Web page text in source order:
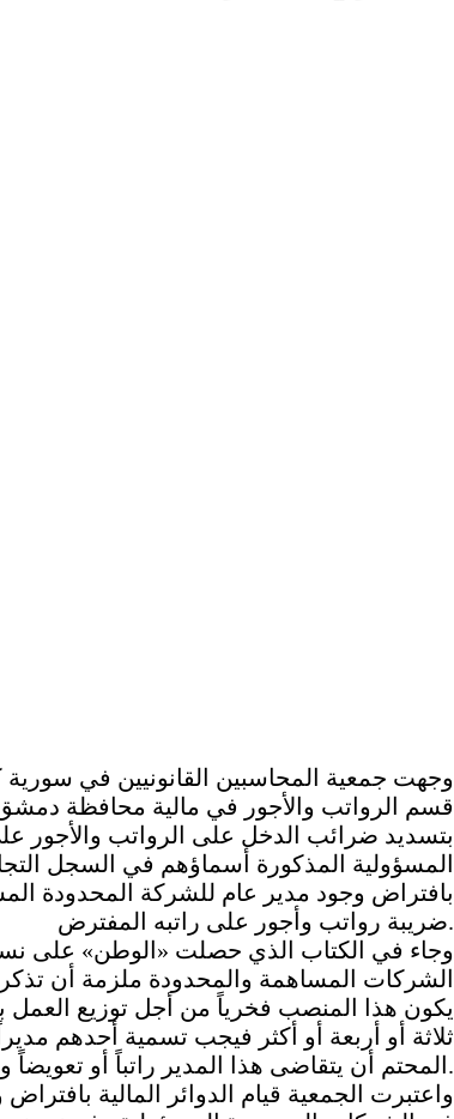
وجهت جمعية المحاسبين القانونيين في سورية
قسم الرواتب والأجور في مالية محافظة
بتسديد ضرائب الدخل على الرواتب والأجور
المسؤولية المذكورة أسماؤهم في السجل
بافتراض وجود مدير عام للشركة المحدودة
ضريبة رواتب وأجور على راتبه المفترض.
وجاء في الكتاب الذي حصلت «الوطن» على
الشركات المساهمة والمحدودة ملزمة أن
يكون هذا المنصب فخرياً من أجل توزيع العمل
ثلاثة أو أربعة أو أكثر فيجب تسمية أحدهم
المحتم أن يتقاضى هذا المدير راتباً أو تعويضاً وخاصة في الشركات المحدودة المسؤولية.
واعتبرت الجمعية قيام الدوائر المالية